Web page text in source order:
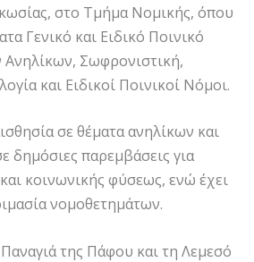
στο Τμήμα Νομικής, όπου
Γενικό και Ειδικό Ποινικό
Ανηλίκων, Σωφρονιστική,
και Ειδικοί Ποινικοί Νόμοι.
σε θέματα ανηλίκων και
δημόσιες παρεμβάσεις για
κοινωνικής φύσεως, ενώ έχει
νομοθετημάτων.
της Πάφου και τη Λεμεσό